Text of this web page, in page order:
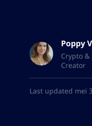
Poppy
Crypto &
Creator
Last updated mei